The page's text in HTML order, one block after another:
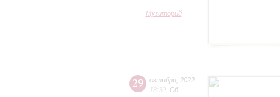
Музиторий
29 октября 2022
18:30 Сб